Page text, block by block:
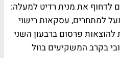
לדחוף את מנית רדיט למעלה:
למתחרים, עסקאות רישוי
להוצאות פרסום ברבעון השני
בקרב המשקיעים בוול